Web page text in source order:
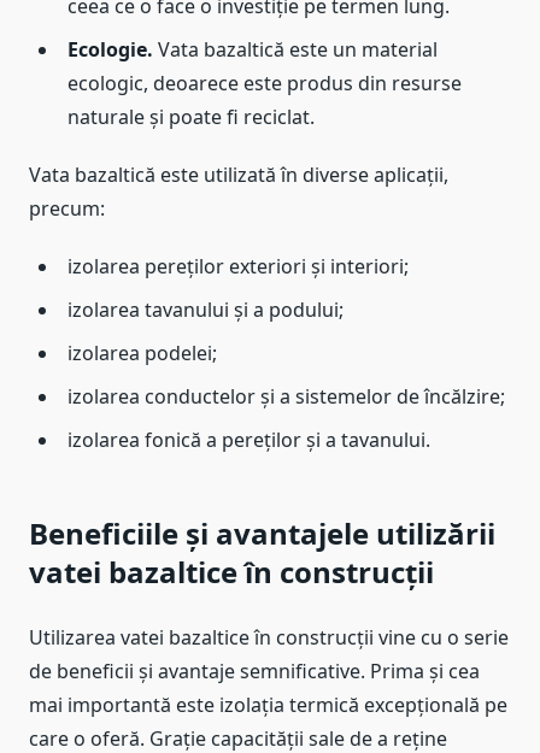
ceea ce o face o investiție pe termen lung.
Ecologie. Vata bazaltică este un material
ecologic, deoarece este produs din resurse
naturale și poate fi reciclat.
Vata bazaltică este utilizată în diverse aplicații,
precum:
izolarea pereților exteriori și interiori;
izolarea tavanului și a podului;
izolarea podelei;
izolarea conductelor și a sistemelor de încălzire;
izolarea fonică a pereților și a tavanului.
Beneficiile și avantajele utilizării
vatei bazaltice în construcții
Utilizarea vatei bazaltice în construcții vine cu o serie
de beneficii și avantaje semnificative. Prima și cea
mai importantă este izolația termică excepțională pe
care o oferă. Grație capacității sale de a reține